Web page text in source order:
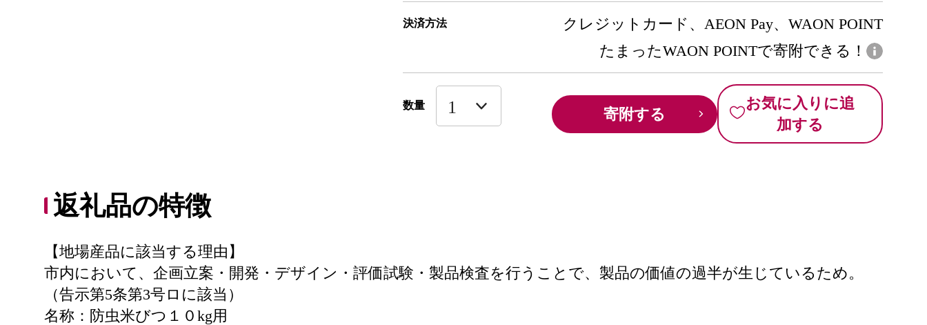
決済方法
クレジットカード、AEON Pay、WAON POINT
たまったWAON POINTで寄附できる！
数量 寄附する
お気に入りに追
加する
返礼品の特徴
【地場産品に該当する理由】
市内において、企画立案・開発・デザイン・評価試験・製品検査を行うことで、製品の価値の過半が生じているため。
（告示第5条第3号ロに該当）
名称：防虫米びつ１０kg用